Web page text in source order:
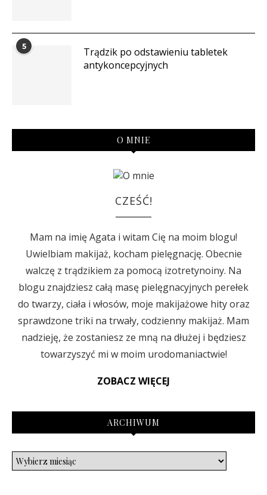
5
Trądzik po odstawieniu tabletek
antykoncepcyjnych
O MNIE
CZEŚĆ!
Mam na imię Agata i witam Cię na moim blogu!
Uwielbiam makijaż, kocham pielęgnację. Obecnie
walczę z trądzikiem za pomocą izotretynoiny. Na
blogu znajdziesz całą masę pielęgnacyjnych perełek
do twarzy, ciała i włosów, moje makijażowe hity oraz
sprawdzone triki na trwały, codzienny makijaż. Mam
nadzieję, że zostaniesz ze mną na dłużej i będziesz
towarzyszyć mi w moim urodomaniactwie!
ZOBACZ WIĘCEJ
ARCHIWUM